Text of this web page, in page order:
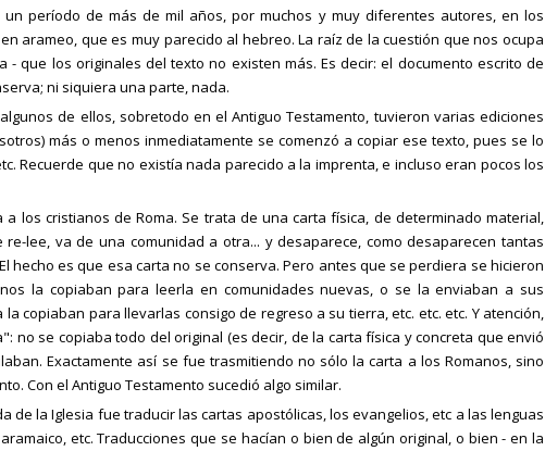
período de más de mil años, por muchos y muy diferentes autores, en los
arameo, que es muy parecido al hebreo. La raíz de la cuestión que nos ocupa
que los originales del texto no existen más. Es decir: el documento escrito de
ni siquiera una parte, nada.
de ellos, sobretodo en el Antiguo Testamento, tuvieron varias ediciones
más o menos inmediatamente se comenzó a copiar ese texto, pues se lo
Recuerde que no existía nada parecido a la imprenta, e incluso eran pocos los
los cristianos de Roma. Se trata de una carta física, de determinado material,
lee, va de una comunidad a otra... y desaparece, como desaparecen tantas
hecho es que esa carta no se conserva. Pero antes que se perdiera se hicieron
la copiaban para leerla en comunidades nuevas, o se la enviaban a sus
copiaban para llevarlas consigo de regreso a su tierra, etc. etc. etc. Y atención,
no se copiaba todo del original (es decir, de la carta física y concreta que envió
Exactamente así se fue trasmitiendo no sólo la carta a los Romanos, sino
Con el Antiguo Testamento sucedió algo similar.
de la Iglesia fue traducir las cartas apostólicas, los evangelios, etc a las lenguas
etc. Traducciones que se hacían o bien de algún original, o bien - en la